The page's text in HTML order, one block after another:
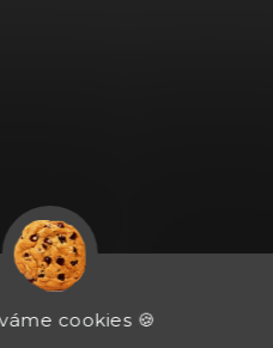
cookies 🍪